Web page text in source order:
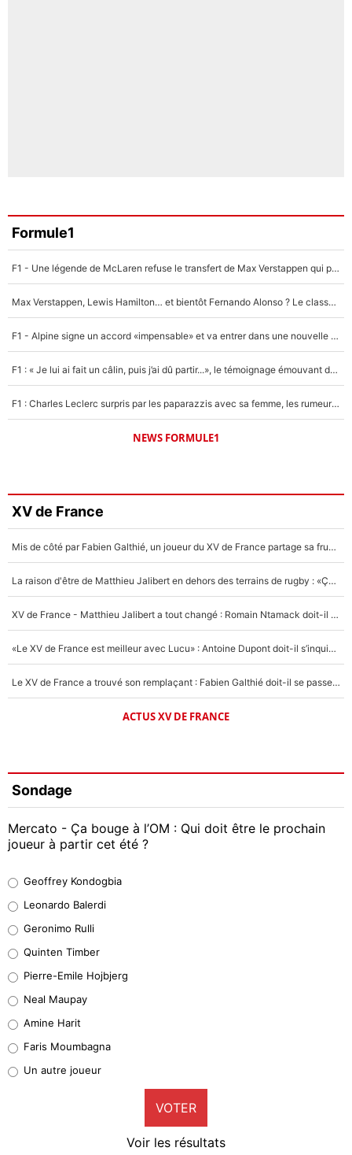
Formule1
F1 - Une légende de McLaren refuse le transfert de Max Verstappen qui pourrait «faire des vagues» et plomber l'ambiance dans l'équipe
Max Verstappen, Lewis Hamilton… et bientôt Fernando Alonso ? Le classement des pilotes les mieux payés en Formule 1 risque de changer !
F1 - Alpine signe un accord «impensable» et va entrer dans une nouvelle dimension : Grande nouvelle pour Pierre Gasly !
F1 : « Je lui ai fait un câlin, puis j’ai dû partir...», le témoignage émouvant de Max Verstappen sur sa fille
F1 : Charles Leclerc surpris par les paparazzis avec sa femme, les rumeurs étaient vraies !
NEWS FORMULE1
XV de France
Mis de côté par Fabien Galthié, un joueur du XV de France partage sa frustration : «ils ne me l’ont pas dit tout de suite»
La raison d'être de Matthieu Jalibert en dehors des terrains de rugby : «Ça m'atteint autant que si tu touches à un membre de ma famille»
XV de France - Matthieu Jalibert a tout changé : Romain Ntamack doit-il s’inquiéter pour sa place à un an de la Coupe du monde ?
«Le XV de France est meilleur avec Lucu» : Antoine Dupont doit-il s’inquiéter pour sa place ?
Le XV de France a trouvé son remplaçant : Fabien Galthié doit-il se passer d'Antoine Dupont ?
ACTUS XV DE FRANCE
Sondage
Mercato - Ça bouge à l’OM : Qui doit être le prochain
joueur à partir cet été ?
38%
32%
5%
1%
9%
Geoffrey Kondogbia
Leonardo Balerdi
Geronimo Rulli
Quinten Timber
Pierre-Emile Hojbjerg
Neal Maupay
Amine Harit
Faris Moumbagna
Un autre joueur
VOTER
Voir les résultats